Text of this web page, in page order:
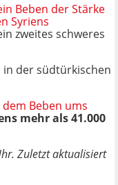
Beben der Stärke
Syriens
zweites schweres
in der südtürkischen
Beben ums
mehr als 41.000
Zuletzt aktualisiert